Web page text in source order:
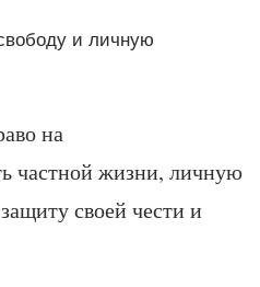
и личную
на
частной жизни, личную
своей чести и